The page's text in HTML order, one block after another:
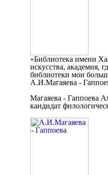
«Библиотека имени
искусства, академия,
библиотеки мои
А.И.Магаяева -
Магаяева - Гаппоева
кандидат